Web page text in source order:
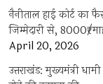
नैनीताल हाई कोर्ट
जिम्मेदारी से, 8000₹/
April 20, 2026
उत्तराखंड: मुख्यमंत्री